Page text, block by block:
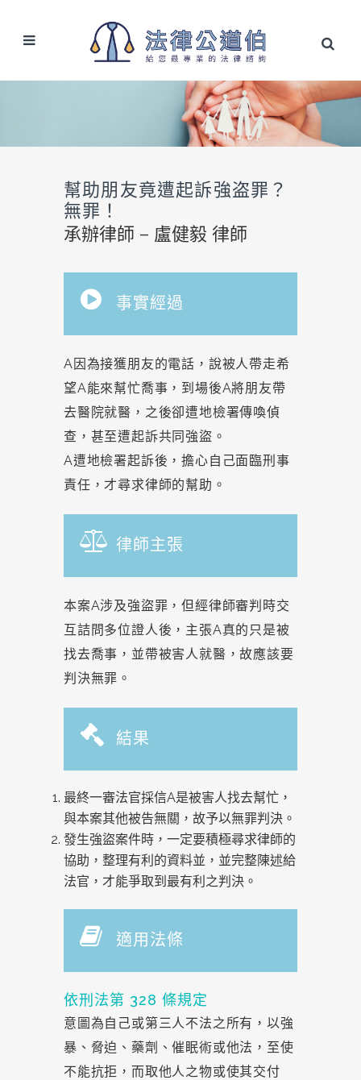
幫助朋友竟遭起訴強盗罪？
無罪！
承辦律師 – 盧健毅 律師
事實經過
A因為接獲朋友的電話，說被人帶走希
望A能來幫忙喬事，到場後A將朋友帶
去醫院就醫，之後卻遭地檢署傳喚偵
查，甚至遭起訴共同強盜。
A遭地檢署起訴後，擔心自己面臨刑事
責任，才尋求律師的幫助。
律師主張
本案A涉及強盜罪，但經律師審判時交
互詰問多位證人後，主張A真的只是被
找去喬事，並帶被害人就醫，故應該要
判決無罪。
結果
最終一審法官採信A是被害人找去幫忙，
與本案其他被告無關，故予以無罪判決。
發生強盜案件時，一定要積極尋求律師的
協助，整理有利的資料並，並完整陳述給
法官，才能爭取到最有利之判決。
適用法條
依刑法第 328 條規定
意圖為自己或第三人不法之所有，以強
暴、脅迫、藥劑、催眠術或他法，至使
不能抗拒，而取他人之物或使其交付